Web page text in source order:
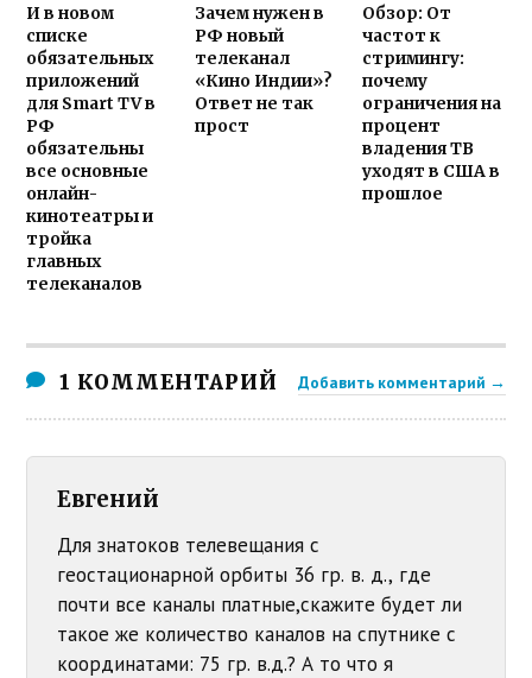
И в новом
списке
обязательных
приложений
для Smart TV в
РФ
обязательны
все основные
онлайн-
кинотеатры и
тройка
главных
телеканалов
Зачем нужен в
РФ новый
телеканал
«Кино Индии»?
Ответ не так
прост
Обзор: От
частот к
стримингу:
почему
ограничения на
процент
владения ТВ
уходят в США в
прошлое
1 КОММЕНТАРИЙ Добавить комментарий →
Евгений
Для знатоков телевещания с
геостационарной орбиты 36 гр. в. д., где
почти все каналы платные,скажите будет ли
такое же количество каналов на спутнике с
координатами: 75 гр. в.д.? А то что я